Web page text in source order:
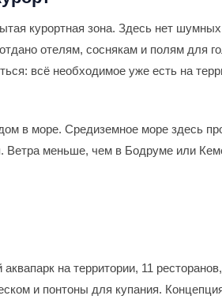
курортная зона. Здесь нет
отелям, соснякам и полям для
всё необходимое уже есть на
в море. Средиземное море здесь
Ветра меньше, чем в Бодруме или
на территории, 11
и понтоны для купания.